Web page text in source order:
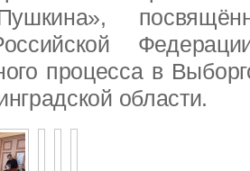
процесса в
области.